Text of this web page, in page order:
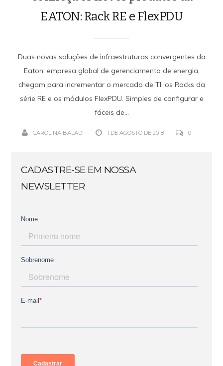
EATON: Rack RE e FlexPDU
Duas novas soluções de infraestruturas convergentes da
Eaton, empresa global de gerenciamento de energia,
chegam para incrementar o mercado de TI: os Racks da
série RE e os módulos FlexPDU. Simples de configurar e
fáceis de...
CAROLINA BALADI 1 DE AGOSTO DE 2018 0
CADASTRE-SE EM NOSSA
NEWSLETTER